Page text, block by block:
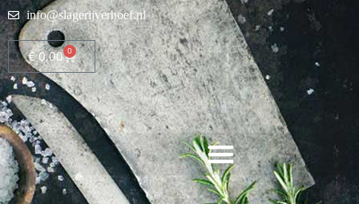
info@slagerijverhoef.nl
€0,00 0